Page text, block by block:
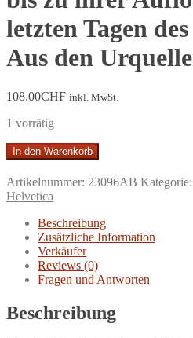
letzten Tagen
Aus den
108.00CHF inkl. MwSt.
1 vorrätig
Geschichte
der
Eidgenossenschaft
während
der
Herrschaft
Vermittlungsakte.
Von
ihrer
Einführung
im
Frühjahr
In den Warenkorb
Artikelnummer: 23096AB Kategorie:
Helvetica
Beschreibung
Zusätzliche Information
Verkäufer
Reviews (0)
Fragen und Antworten
Beschreibung